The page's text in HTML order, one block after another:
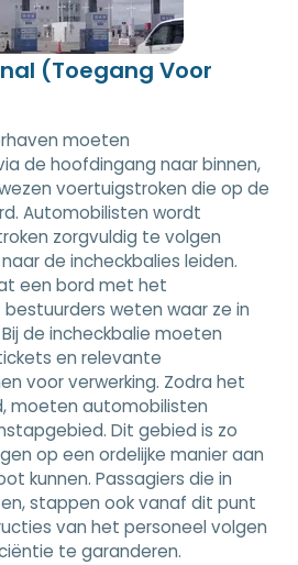
(Toegang Voor
moeten
de hoofdingang naar binnen,
voertuigstroken die op de
Automobilisten wordt
zorgvuldig te volgen
de incheckbalies leiden.
een bord met het
weten waar ze in
de incheckbalie moeten
en relevante
voor verwerking. Zodra het
moeten automobilisten
Dit gebied is zo
op een ordelijke manier aan
kunnen. Passagiers die in
stappen ook vanaf dit punt
van het personeel volgen
te garanderen.